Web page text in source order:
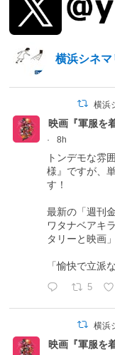
横浜シネマ
横浜
映画『軍服を
·
8h
トンデモな雰
様』ですが、
す！
最新の「週刊
ワタナベアキ
タリーと映画
「愉快で立派
5
横浜
映画『軍服を